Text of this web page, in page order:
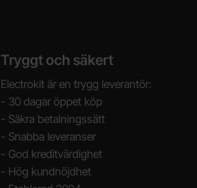
Tryggt och säkert
Electrokit är en trygg leverantör:
- 30 dagar öppet köp
- Säkra betalningssätt
- Snabba leveranser
- God kreditvärdighet
- Hög kundnöjdhet